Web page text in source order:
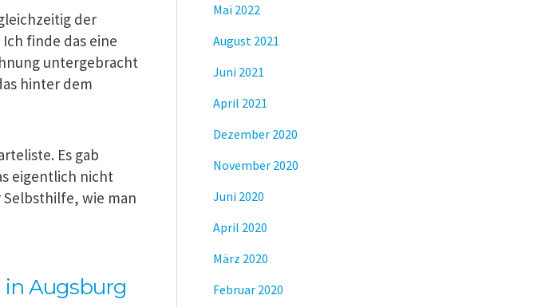
der
finde das eine
untergebracht
hinter dem
Es gab
eigentlich nicht
wie man
in Augsburg
Mai 2022
August 2021
Juni 2021
April 2021
Dezember 2020
November 2020
Juni 2020
April 2020
März 2020
Februar 2020